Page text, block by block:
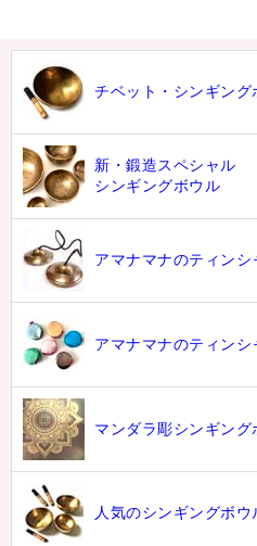
チベット・シンギング
新・鍛造スペシャル
シンギングボウル
アマナマナのティンシ
アマナマナのティンシ
マンダラ彫シンギング
人気のシンギングボウ